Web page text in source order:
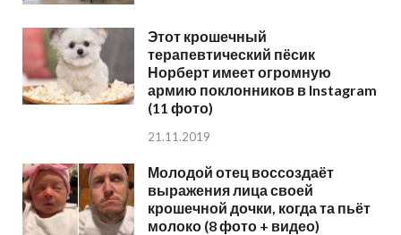
Этот крошечный
терапевтический пёсик
Норберт имеет огромную
армию поклонников в Instagram
(11 фото)
21.11.2019
Молодой отец воссоздаёт
выражения лица своей
крошечной дочки, когда та пьёт
молоко (8 фото + видео)